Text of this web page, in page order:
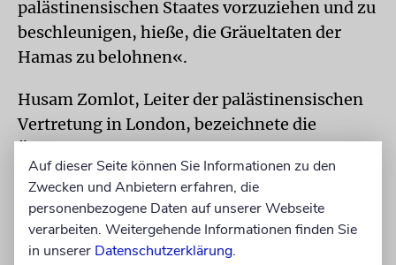
palästinensischen Staates vorzuziehen und zu
beschleunigen, hieße, die Gräueltaten der
Hamas zu belohnen«.
Husam Zomlot, Leiter der palästinensischen
Vertretung in London, bezeichnete die
»historischen Schritt«. Das Vereinigte
Königreich würde damit erstmals die
Anerkennung eines palästinensischen Staates
»als Beitrag zu einer friedlichen Lösung und
Auf dieser Seite können Sie Informationen zu den
Zwecken und Anbietern erfahren, die
personenbezogene Daten auf unserer Webseite
verarbeiten. Weitergehende Informationen finden Sie
in unserer Datenschutzerklärung.